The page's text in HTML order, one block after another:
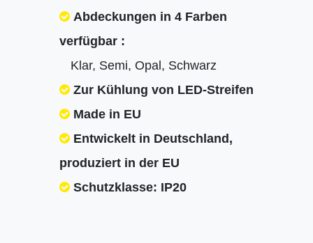
Abdeckungen in 4 Farben
verfügbar :
Klar, Semi, Opal, Schwarz
Zur Kühlung von LED-Streifen
Made in EU
Entwickelt in Deutschland,
produziert in der EU
Schutzklasse: IP20